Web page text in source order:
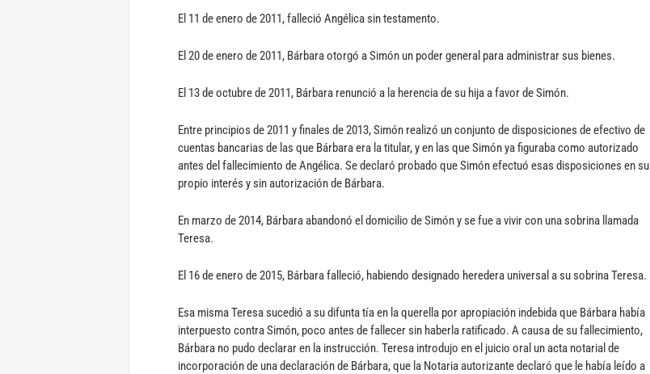
El 11 de enero de 2011, falleció Angélica sin testamento.
El 20 de enero de 2011, Bárbara otorgó a Simón un poder general para administrar sus bienes.
El 13 de octubre de 2011, Bárbara renunció a la herencia de su hija a favor de Simón.
Entre principios de 2011 y finales de 2013, Simón realizó un conjunto de disposiciones de efectivo de
cuentas bancarias de las que Bárbara era la titular, y en las que Simón ya figuraba como autorizado
antes del fallecimiento de Angélica. Se declaró probado que Simón efectuó esas disposiciones en su
propio interés y sin autorización de Bárbara.
En marzo de 2014, Bárbara abandonó el domicilio de Simón y se fue a vivir con una sobrina llamada
Teresa.
El 16 de enero de 2015, Bárbara falleció, habiendo designado heredera universal a su sobrina Teresa.
Esa misma Teresa sucedió a su difunta tía en la querella por apropiación indebida que Bárbara había
interpuesto contra Simón, poco antes de fallecer sin haberla ratificado. A causa de su fallecimiento,
Bárbara no pudo declarar en la instrucción. Teresa introdujo en el juicio oral un acta notarial de
incorporación de una declaración de Bárbara, que la Notaria autorizante declaró que le había leído a